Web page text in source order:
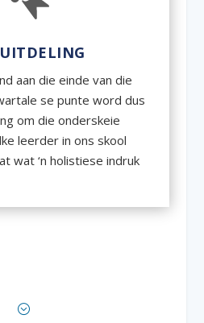
aan die einde van die
se punte word dus
om die onderskeie
leerder in ons skool
wat ‘n holistiese indruk
;